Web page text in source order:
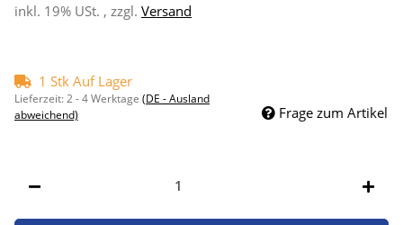
inkl. 19% USt. , zzgl. Versand
1 Stk Auf Lager
Lieferzeit:2 - 4 Werktage (DE - Ausland
abweichend)
Frage zum Artikel